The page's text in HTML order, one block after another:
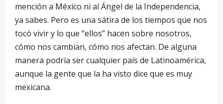
mención a México ni al Ángel de la Independencia,
ya sabes. Pero es una sátira de los tiempos que nos
tocó vivir y lo que “ellos” hacen sobre nosotros,
cómo nos cambian, cómo nos afectan. De alguna
manera podría ser cualquier país de Latinoamérica,
aunque la gente que la ha visto dice que es muy
mexicana.